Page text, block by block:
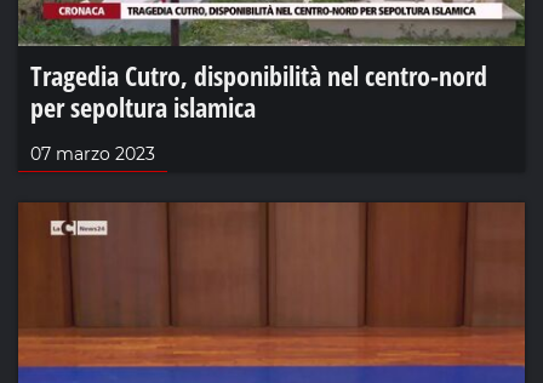
Tragedia Cutro, disponibilità nel centro-nord
per sepoltura islamica
07 marzo 2023